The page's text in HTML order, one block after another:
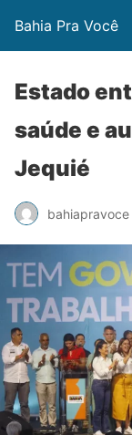
Bahia Pra Você
Estado
saúde e
Jequié
bahiapravoce